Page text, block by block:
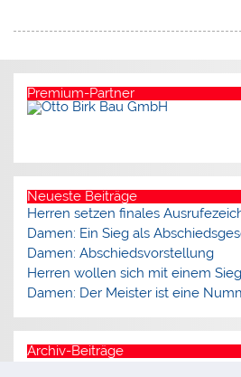
Premium-Partner
Neueste Beiträge
Herren setzen finales
Damen: Ein Sieg als
Damen: Abschiedsvorstellung
Herren wollen sich mit einem
Damen: Der Meister ist eine
Archiv-Beiträge